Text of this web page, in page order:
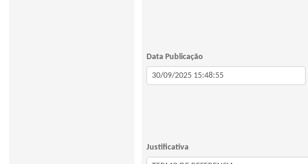
Data Publicação
Justificativa